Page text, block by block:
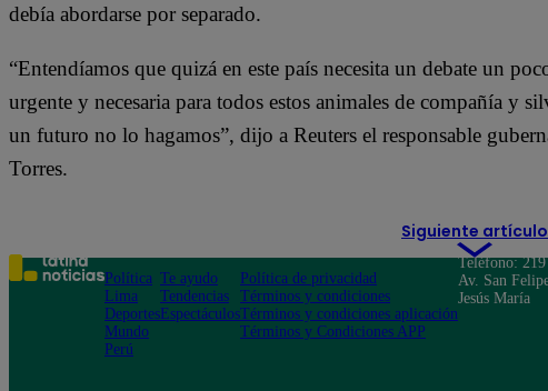
debía abordarse por separado.
“Entendíamos que quizá en este país necesita un debate un
urgente y necesaria para todos estos animales de compañía y
un futuro no lo hagamos”, dijo a Reuters el responsable
Torres.
Siguiente artículo
Política
Lima
Deportes
Mundo
Perú
Te ayudo
Tendencias
Espectáculos
Política de privacidad
Términos y condiciones
Términos y condiciones aplicación
Términos y Condiciones APP
Teléfono:
Av. San
Jesús María